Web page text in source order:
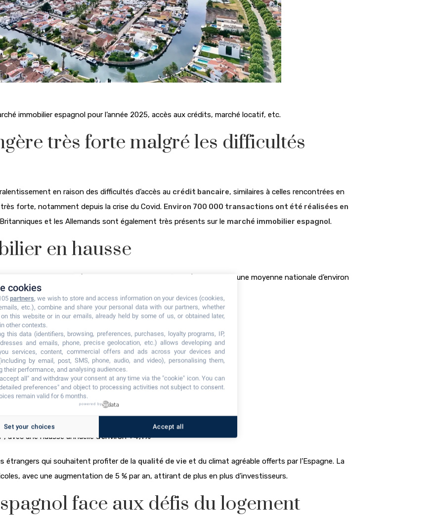
immobilier espagnol pour l’année 2025, accès aux crédits, marché locatif, etc.
très forte malgré les difficultés
en raison des difficultés d’accès au crédit bancaire, similaires à celles rencontrées en
forte, notamment depuis la crise du Covid. Environ 700 000 transactions ont été réalisées en
et les Allemands sont également très présents sur le marché immobilier espagnol.
en hausse
en glissement annuel (soit +8,7 % corrigés de l’inflation), atteignant une moyenne nationale d’environ
dans les régions touristiques telles que :
Empuriabrava etRosas)
Costa Brava sont de :
, avec une hausse annuelle d’environ+4,1 %
étrangers qui souhaitent profiter de la qualité de vie et du climat agréable offerts par l’Espagne. La
avec une augmentation de 5 % par an, attirant de plus en plus d’investisseurs.
face aux défis du logement
cookies
partners, we wish to store and access information on your devices (cookies,
etc.), combine and share your personal data with our partners, whether
this website or in our emails, already held by some of us, or obtained later,
other contexts.
this data (identifiers, browsing, preferences, purchases, loyalty programs, IP,
and emails, phone, precise geolocation, etc.) allows developing and
services, content, commercial offers and ads across your devices and
by email, post, SMS, phone, audio, and video), personalising them,
their performance, and analysing audiences.
all" and withdraw your consent at any time via the "cookie" icon. You can
preferences" and object to processing activities not subject to consent.
remain valid for 6 months.
powered by
Set your choices Accept all